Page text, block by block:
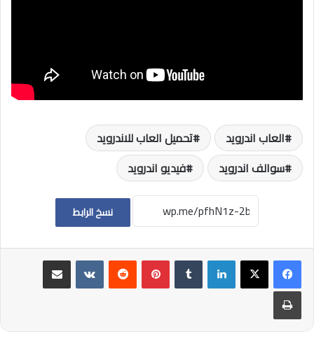
العاب اندرويد
تحميل العاب للاندرويد
سوالف اندرويد
فيديو اندرويد
نسخ الرابط
لينكدإن بينتيريست
مشاركة عبر البريد
طباعة